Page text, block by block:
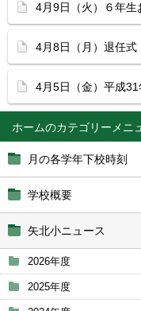
ホーム
月の各学年下校時刻
学校概要
矢北小ニュース
2026年度
2025年度
4月9日（火）６年生
4月8日（月）退任式
4月5日（金）平成